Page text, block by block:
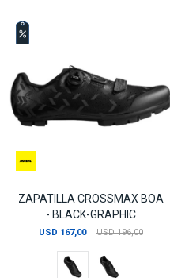
ZAPATILLA CROSSMAX BOA
- BLACK-GRAPHIC
USD 167,00 USD 196,00